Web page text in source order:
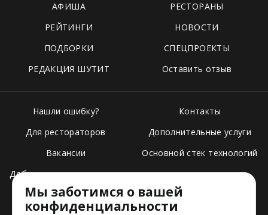
АФИША
РЕСТОРАНЫ
РЕЙТИНГИ
НОВОСТИ
ПОДБОРКИ
СПЕЦПРОЕКТЫ
РЕДАКЦИЯ ШУТИТ
Оставить отзыв
Нашли ошибку?
Для рестораторов
Вакансии
Добавить свое заведение
Тарифы
Контакты
Дополнительные услуги
Основной стек технологий
Мы заботимся о вашей
конфиденциальности